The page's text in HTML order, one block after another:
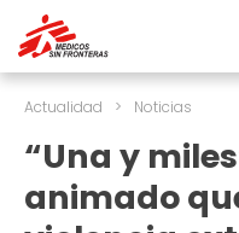
Actualidad > Noticias
“Una y
animado